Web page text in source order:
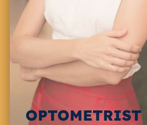
OPTOMETRIST